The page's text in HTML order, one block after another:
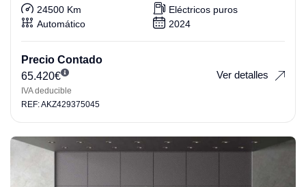
24500 Km
Eléctricos puros
Automático
2024
Precio Contado
65.420€
IVA deducible
Ver detalles
REF: AKZ429375045